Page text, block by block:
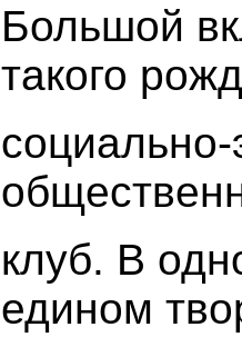
Большой
такого
клуб. В
едином